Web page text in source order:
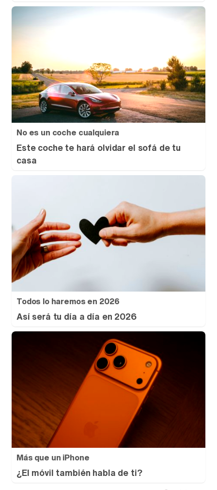
No es un coche cualquiera
Este coche te hará olvidar el sofá de tu
casa
Todos lo haremos en 2026
Así será tu día a día en 2026
Más que un iPhone
¿El móvil también habla de ti?